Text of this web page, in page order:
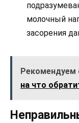
молочный
засорения
Рекомендуем
на что